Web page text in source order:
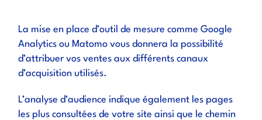
La mise en place d’outil de mesure comme Google
Analytics ou Matomo vous donnera la possibilité
d’attribuer vos ventes aux différents canaux
d’acquisition utilisés.
L’analyse d’audience indique également les pages
les plus consultées de votre site ainsi que le chemin